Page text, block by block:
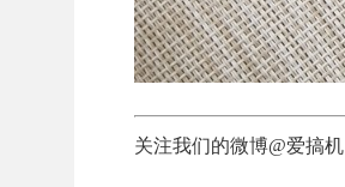
关注我们的微博@爱搞机